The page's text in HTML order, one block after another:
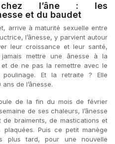
chez l’âne : les
et du baudet
arrive à maturité sexuelle entre
l’ânesse, y parvient autour
leur croissance et leur santé,
mettre une ânesse à la
de ne pas la remettre avec le
poulinage. Et la retraite ? Elle
de l’ânesse.
de la fin du mois de février
de ses chaleurs, l’ânesse
braiments, de mastications et
plaquées. Puis ce petit manège
plus tard, pour une nouvelle